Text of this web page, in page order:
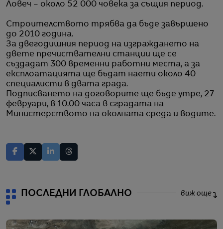
Ловеч – около 52 000 човека за същия период.
Строителството трябва да бъде завършено
до 2010 година.
За двегодишния период на изграждането на
двете пречиствателни станции ще се
създадат 300 временни работни места, а за
експлоатацията ще бъдат наети около 40
специалисти в двата града.
Подписването на договорите ще бъде утре, 27
февруари, в 10.00 часа в сградата на
Министерството на околната среда и водите.
ПОСЛЕДНИ ГЛОБАЛНО виж още